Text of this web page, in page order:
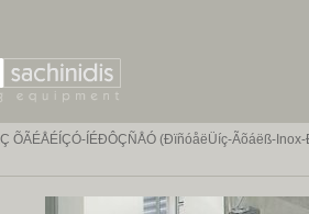
ÕÃÉÅÉÍÇÓ-ÍÉÐÔÇÑÅÓ (ÐïñóåëÜíç-Ãõáëß-